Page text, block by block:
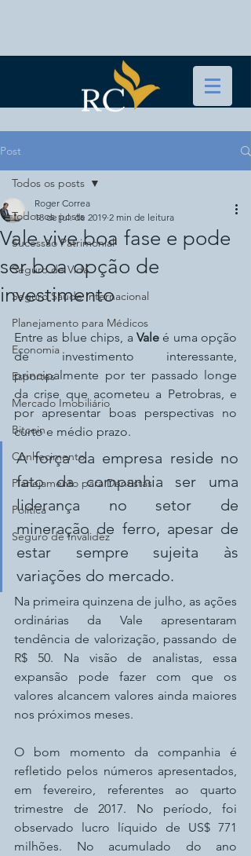
Post
Todos os posts
Sucessão Patrimonial
Seguro de Vida
Seguro Saúde Internacional
Planejamento para Médicos
Economia
Esportes
Mercado Imobiliário
Bitcoin
Conhecimento
Planejamento para Dentistas
Política
Seguro de Invalidez
Todos os posts
Vale vive boa fase e pode
ser boa opção de
investimento
Roger Correa
18 de jul. de 2019 2 min de leitura
Entre as blue chips, a Vale é uma opção
de investimento interessante,
principalmente por ter passado longe
da crise que acometeu a Petrobras, e
por apresentar boas perspectivas no
curto e médio prazo.
A força da empresa reside no
fato da companhia ser uma
liderança no setor de
mineração de ferro, apesar de
estar sempre sujeita às
variações do mercado.
Na primeira quinzena de julho, as ações
ordinárias da Vale apresentaram
tendência de valorização, passando de
R$ 50. Na visão de analistas, essa
expansão pode fazer com que os
valores alcancem valores ainda maiores
nos próximos meses.
O bom momento da companhia é
refletido pelos números apresentados,
em fevereiro, referentes ao quarto
trimestre de 2017. No período, foi
observado lucro líquido de US$ 771
milhões. No acumulado do ano